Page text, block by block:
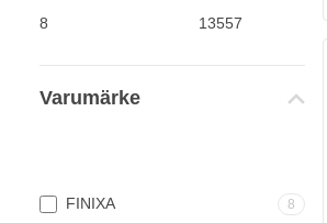
Varumärke
FINIXA 8